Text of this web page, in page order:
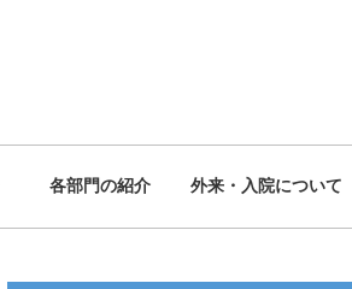
各部門の紹介 外来・入院について